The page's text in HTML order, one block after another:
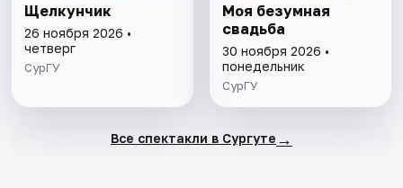
Щелкунчик
26 ноября 2026 •
четверг
СурГУ
Моя безумная
свадьба
30 ноября 2026 •
понедельник
СурГУ
Все спектакли в Сургуте →